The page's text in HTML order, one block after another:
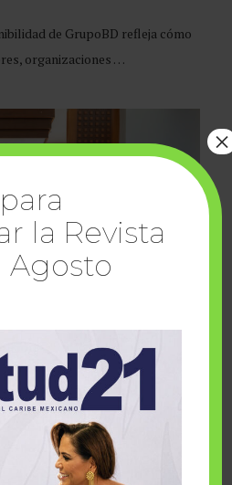
de GrupoBD refleja cómo
organizaciones …
inspira; cumplen
y Make-A-Wish
la Revista
Agosto
×